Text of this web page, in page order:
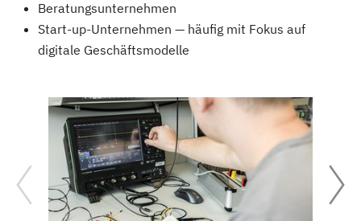
Beratungsunternehmen
Start-up-Unternehmen — häufig mit Fokus auf
digitale Geschäftsmodelle